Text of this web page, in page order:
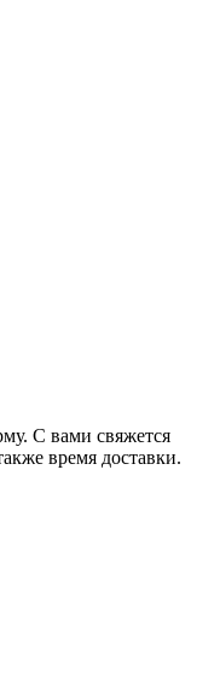
С вами свяжется
время доставки.